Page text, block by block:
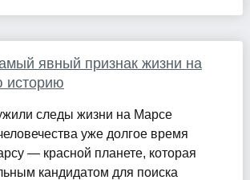
явный признак жизни на
историю
следы жизни на Марсе
уже долгое время
— красной планете, которая
кандидатом для поиска